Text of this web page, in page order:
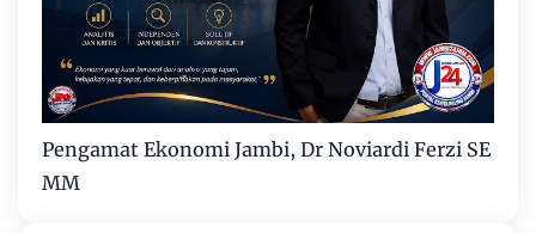
Pengamat Ekonomi Jambi, Dr Noviardi Ferzi SE
MM